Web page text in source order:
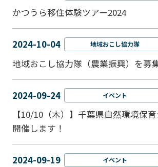
かつうら移住体験ツアー2024
2024-10-04 地域おこし協力隊
地域おこし協⼒隊（農業振興）を募
2024-09-24 イベント
【10/10（木）】千葉県自然環境保
開催します！
2024-09-19 イベント